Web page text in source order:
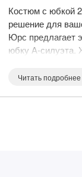
Костюм с юбкой
решение для
Юрс предлагает
юбку А-силуэта.
поясом,
Читать подробнее